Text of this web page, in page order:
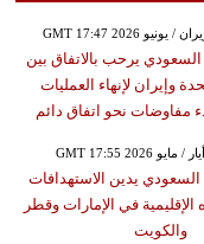
يرحب بالاتفاق بين
وإيران لإنهاء العمليات
مفاوضات نحو اتفاق دائم
يدين الاستهدافات
الإقليمية في الإمارات وقطر
والكويت